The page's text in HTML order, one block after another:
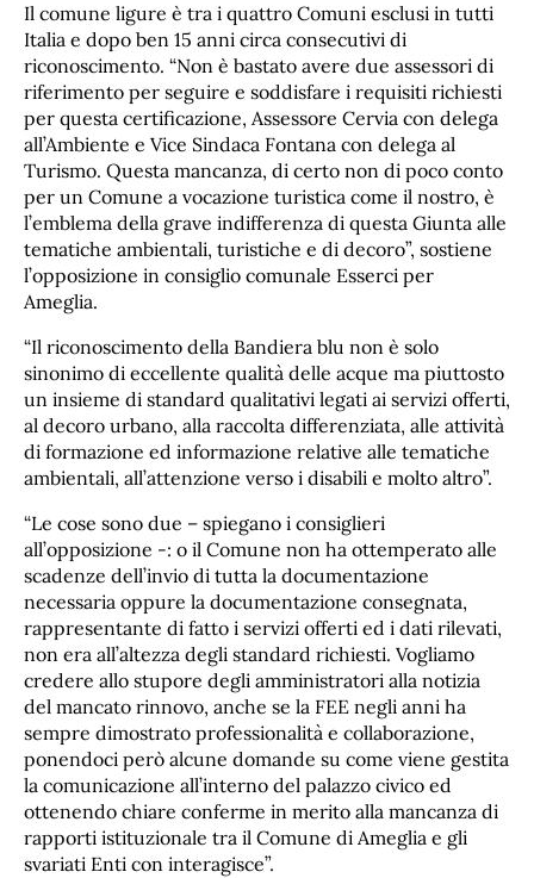
Il comune ligure è tra i quattro Comuni esclusi in tutti
Italia e dopo ben 15 anni circa consecutivi di
riconoscimento. “Non è bastato avere due assessori di
riferimento per seguire e soddisfare i requisiti richiesti
per questa certificazione, Assessore Cervia con delega
all’Ambiente e Vice Sindaca Fontana con delega al
Turismo. Questa mancanza, di certo non di poco conto
per un Comune a vocazione turistica come il nostro, è
l’emblema della grave indifferenza di questa Giunta alle
tematiche ambientali, turistiche e di decoro”, sostiene
l’opposizione in consiglio comunale Esserci per
Ameglia.
“Il riconoscimento della Bandiera blu non è solo
sinonimo di eccellente qualità delle acque ma piuttosto
un insieme di standard qualitativi legati ai servizi offerti,
al decoro urbano, alla raccolta differenziata, alle attività
di formazione ed informazione relative alle tematiche
ambientali, all’attenzione verso i disabili e molto altro”.
“Le cose sono due – spiegano i consiglieri
all’opposizione -: o il Comune non ha ottemperato alle
scadenze dell’invio di tutta la documentazione
necessaria oppure la documentazione consegnata,
rappresentante di fatto i servizi offerti ed i dati rilevati,
non era all’altezza degli standard richiesti. Vogliamo
credere allo stupore degli amministratori alla notizia
del mancato rinnovo, anche se la FEE negli anni ha
sempre dimostrato professionalità e collaborazione,
ponendoci però alcune domande su come viene gestita
la comunicazione all’interno del palazzo civico ed
ottenendo chiare conferme in merito alla mancanza di
rapporti istituzionale tra il Comune di Ameglia e gli
svariati Enti con interagisce”.